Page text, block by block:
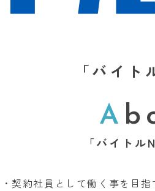
「バイト
A
「バイトル
契約社員として働く事を目